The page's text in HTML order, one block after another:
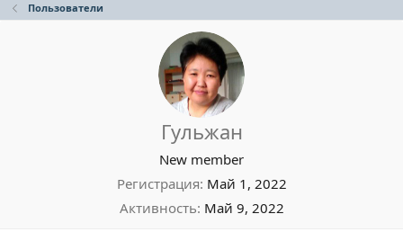
Пользователи
Гульжан
New member
Регистрация Май 1, 2022
Активность Май 9, 2022